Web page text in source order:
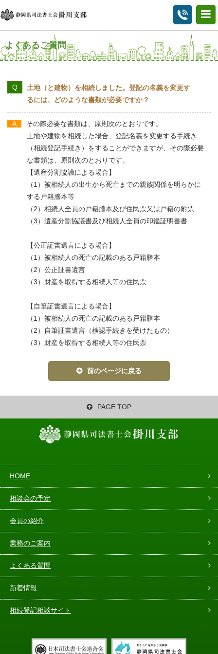
よくあるご質問
土地（と建物）を相続しました。登記の名義を変更す
るには、どのような書類が必要ですか？
その際必要な書類は、原則次のとおりです。
土地や建物を相続した場合、登記名義を変更する手続き
（相続登記手続き）をすることができますが、その際必要
な書類は、原則次のとおりです。
【遺産分割協議による場合】
（1）被相続人の出生から死亡までの親族関係を明らかに
する戸籍謄本等
（2）相続人全員の戸籍謄本及び住民票又は戸籍の附票
（3）遺産分割協議書及び相続人全員の印鑑証明書書
【公正証書遺言による場合】
（1）被相続人の死亡の記載のある戸籍謄本
（2）公正証書遺言
（3）財産を取得する相続人等の住民票
【自筆証書遺言による場合】
（1）被相続人の死亡の記載のある戸籍謄本
（2）自筆証書遺言（検認手続きを受けたもの）
（3）財産を取得する相続人等の住民票
前のページに戻る
PAGE TOP
HOME
相談会の予定
会員の紹介
業務のご案内
よくある質問
新着情報
相続登記相談サイト